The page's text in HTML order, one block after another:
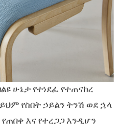
ሁኔታ የተነደፈ የተጠናከረ
የስበት ኃይልን ትንሽ ወደ ኋላ
እና የተረጋጋ እንዲሆን